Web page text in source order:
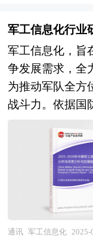
野在什么地方？
业，每个层面都
中日关系怎么处
亚太金融组织、
地缘战略。党的
长三角珠三角环
起，那叫区域发
略，底下还有
个城市的发展
确的发展思路
定受影响。到
珠海去看，经济
的关键因素。
突破4200亿元，
优化三大领域占
赋能”新阶段，
AI已从“辅助工
长率扩张，
在这片十万亿
读懂技术路线
本玩家。 本研
衔撰写，在大
了国家统计局、
面，市场需求的
商品需求的增加
质量成为竞争
朝着更加智能化
技术层面，跨境
物联网等新兴
定位和个性化
化的加速，跨
烈。中国企业
能力，积极拓展
时，随着环保
将成为行业的重
军工信息化行业
军工信息化，旨
争发展需求，全
为推动军队全方
战斗力。依据国
军工信息化作为
径，将信息技
云计算等前沿
代化建设的各个
化通过一系列
挥自动化、军事
通讯 军工信息化 2025-